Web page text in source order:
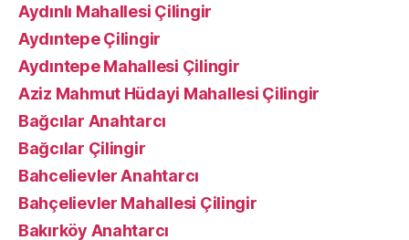
Aydınlı Mahallesi Çilingir
Aydıntepe Çilingir
Aydıntepe Mahallesi Çilingir
Aziz Mahmut Hüdayi Mahallesi Çilingir
Bağcılar Anahtarcı
Bağcılar Çilingir
Bahcelievler Anahtarcı
Bahçelievler Mahallesi Çilingir
Bakırköy Anahtarcı